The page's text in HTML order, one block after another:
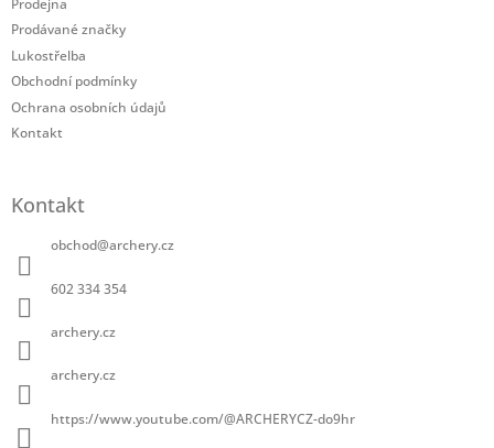
Prodejna
Prodávané značky
Lukostřelba
Obchodní podmínky
Ochrana osobních údajů
Kontakt
Kontakt
obchod@archery.cz
602 334 354
archery.cz
archery.cz
https://www.youtube.com/@ARCHERYCZ-do9hr